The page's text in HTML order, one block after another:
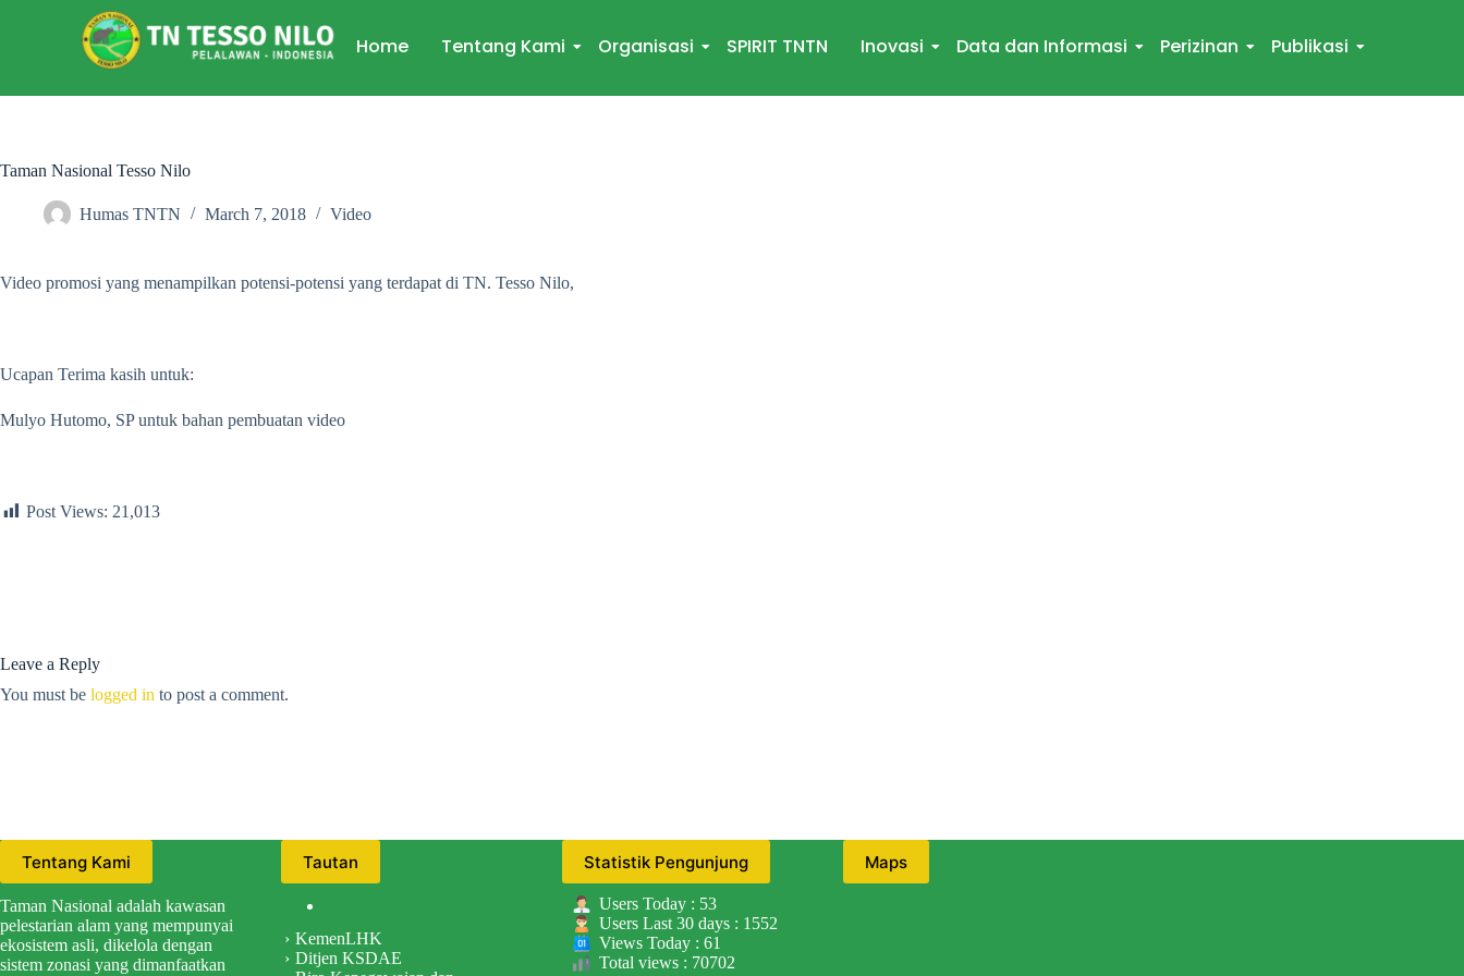
Home Tentang Kami Organisasi SPIRIT TNTN Inovasi Data dan Informasi Perizinan Publikasi
Taman Nasional Tesso Nilo
Humas TNTN March 7, 2018 Video
Video promosi yang menampilkan potensi-potensi yang terdapat di TN. Tesso Nilo,
Ucapan Terima kasih untuk:
Mulyo Hutomo, SP untuk bahan pembuatan video
Post Views: 21,013
Leave a Reply
You must be logged in to post a comment.
Tentang Kami
Taman Nasional adalah kawasan
pelestarian alam yang mempunyai
ekosistem asli, dikelola dengan
sistem zonasi yang dimanfaatkan
Tautan
KemenLHK
Ditjen KSDAE
Statistik Pengunjung
Users Today : 53
Users Last 30 days : 1552
Views Today : 61
Total views : 70702
Maps